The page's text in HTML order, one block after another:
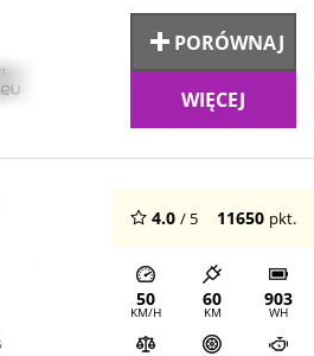
PORÓWNAJ
WIĘCEJ
4.0 / 5 11650 pkt.
50
KM/H
60
KM
903
WH